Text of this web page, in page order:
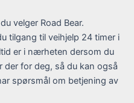
velger Road Bear.
tilgang til veihjelp 24 timer i
er i nærheten dersom du
der for deg, så du kan også
spørsmål om betjening av